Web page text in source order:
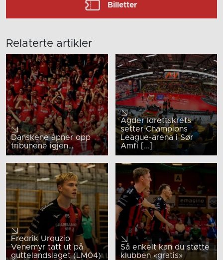
Billetter
Relaterte artikler
Danskene åpner opp
tribunene igjen…
Agder Idrettskrets
setter Champions
League-arena i Sør
Amfi [...]
Fredrik Urquzio
Venemyr tatt ut på
guttelandslaget (LM04)
Så enkelt kan du støtte
klubben «gratis»